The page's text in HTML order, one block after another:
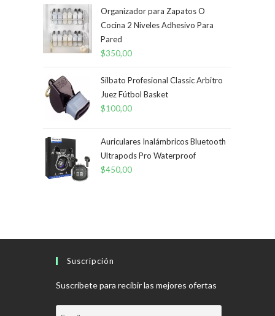
original
era:
actual
es:
Organizador para Zapatos O
Cocina 2 Niveles Adhesivo Para
Pared
$350,00
Silbato Profesional Classic Arbitro
Juez Fútbol Basket
$100,00
Auriculares Inalámbricos Bluetooth
Ultrapods Pro Waterproof
$450,00
Suscripción
Suscríbete para recibir las mejores ofertas